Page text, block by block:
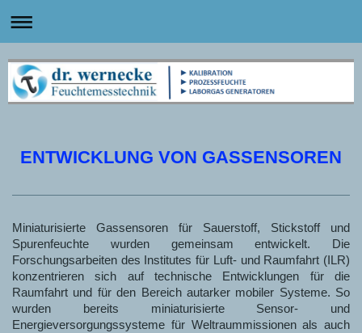
ENTWICKLUNG VON GASSENSOREN
Miniaturisierte Gassensoren für Sauerstoff, Stickstoff und
Spurenfeuchte wurden gemeinsam entwickelt. Die
Forschungsarbeiten des Institutes für Luft- und Raumfahrt (ILR)
konzentrieren sich auf technische Entwicklungen für die
Raumfahrt und für den Bereich autarker mobiler Systeme. So
wurden bereits miniaturisierte Sensor- und
Energieversorgungssysteme für Weltraummissionen als auch